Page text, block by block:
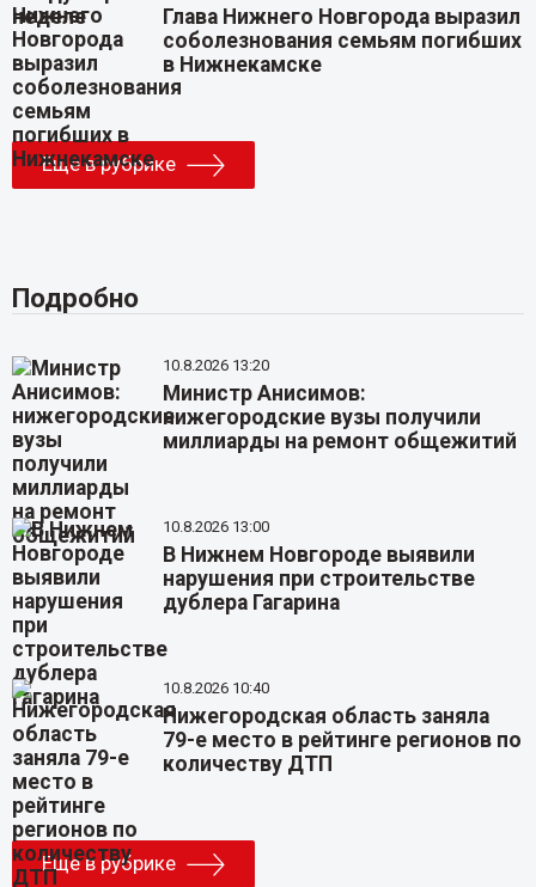
Глава Нижнего Новгорода выразил
соболезнования семьям погибших
в Нижнекамске
Еще в рубрике
Подробно
10.8.2026 13:20
Министр Анисимов:
нижегородские вузы получили
миллиарды на ремонт общежитий
10.8.2026 13:00
В Нижнем Новгороде выявили
нарушения при строительстве
дублера Гагарина
10.8.2026 10:40
Нижегородская область заняла
79-е место в рейтинге регионов по
количеству ДТП
Еще в рубрике